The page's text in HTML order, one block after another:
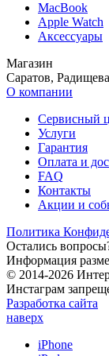
MacBook
Apple Watch
Аксессуары
Магазин
Саратов,
О компании
Сервисный
Услуги
Гарантия
Оплата и
FAQ
Контакты
Акции и
Политика
Остались
Информация
© 2014-2026
Инстаграм
Разработка сайта
наверх
iPhone